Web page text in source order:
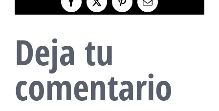
Facebook
X PinterestCorreo
electrónico
Deja tu
comentario